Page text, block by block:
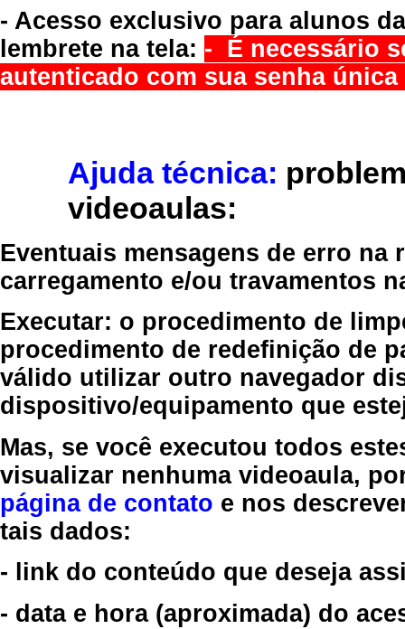
- Acesso exclusivo para alunos
lembrete na tela: - É necessário
autenticado com sua senha
Ajuda técnica:
videoaulas:
Eventuais mensagens de erro
carregamento e/ou travamentos
Executar: o procedimento de
procedimento de redefinição de
válido utilizar outro navegador
dispositivo/equipamento que
Mas, se você executou todos
visualizar nenhuma videoaula,
página de contato e nos
tais dados:
- link do conteúdo que deseja
- data e hora (aproximada) do